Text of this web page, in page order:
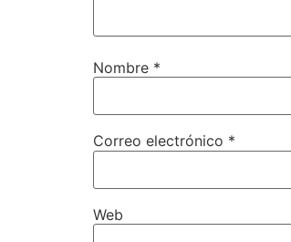
Nombre *
Correo electrónico *
Web